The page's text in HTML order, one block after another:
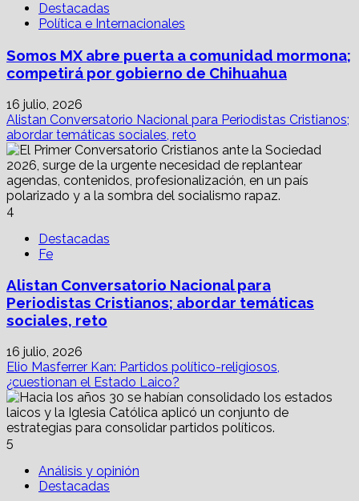
Destacadas
Política e Internacionales
Somos MX abre puerta a comunidad mormona;
competirá por gobierno de Chihuahua
16 julio, 2026
Alistan Conversatorio Nacional para Periodistas Cristianos;
abordar temáticas sociales, reto
4
Destacadas
Fe
Alistan Conversatorio Nacional para
Periodistas Cristianos; abordar temáticas
sociales, reto
16 julio, 2026
Elio Masferrer Kan: Partidos político-religiosos,
¿cuestionan el Estado Laico?
5
Análisis y opinión
Destacadas